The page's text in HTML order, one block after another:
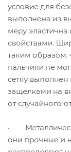
условие для
выполнена из
меру
свойствами.
таким образом,
пальчики не
сетку
защелками на
от случайного
·
они прочные и